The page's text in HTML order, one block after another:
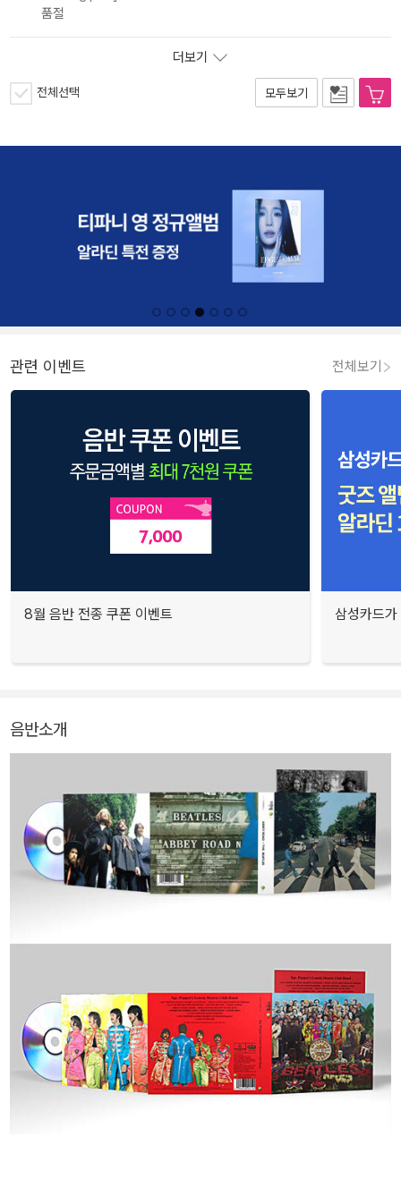
품절
더보기
전체선택 모두보기
관련 이벤트 전체보기
8월 음반 전종 쿠폰 이벤트 삼성카드
음반소개